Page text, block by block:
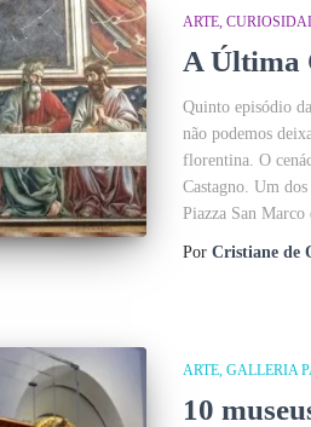
ARTE
A Última
Quinto episódio
não podemos
florentina. O
Castagno. Um
Piazza San Marco
Por Cristiane de
ARTE GALLERIA
10